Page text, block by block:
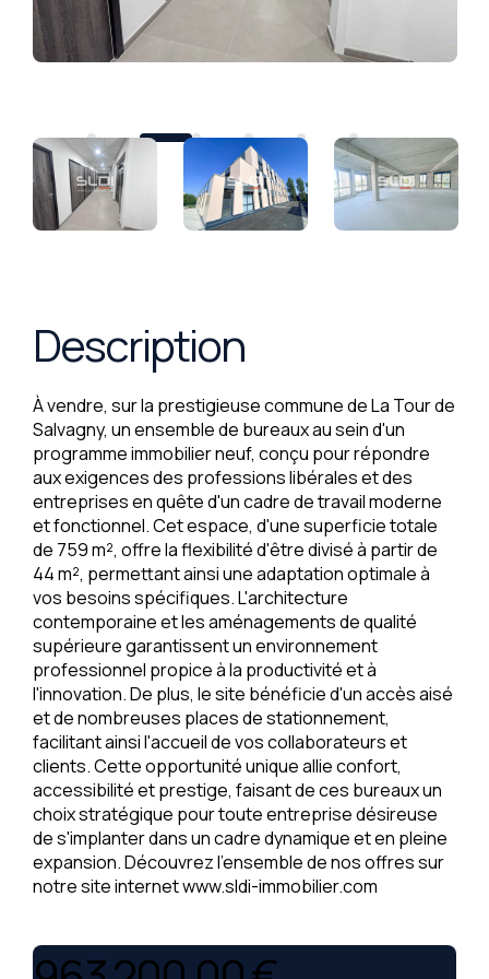
Description
À vendre, sur la prestigieuse commune de La Tour de
Salvagny, un ensemble de bureaux au sein d'un
programme immobilier neuf, conçu pour répondre
aux exigences des professions libérales et des
entreprises en quête d'un cadre de travail moderne
et fonctionnel. Cet espace, d'une superficie totale
de 759 m², offre la flexibilité d'être divisé à partir de
44 m², permettant ainsi une adaptation optimale à
vos besoins spécifiques. L'architecture
contemporaine et les aménagements de qualité
supérieure garantissent un environnement
professionnel propice à la productivité et à
l'innovation. De plus, le site bénéficie d'un accès aisé
et de nombreuses places de stationnement,
facilitant ainsi l'accueil de vos collaborateurs et
clients. Cette opportunité unique allie confort,
accessibilité et prestige, faisant de ces bureaux un
choix stratégique pour toute entreprise désireuse
de s'implanter dans un cadre dynamique et en pleine
expansion. Découvrez l'ensemble de nos offres sur
notre site internet www.sldi-immobilier.com